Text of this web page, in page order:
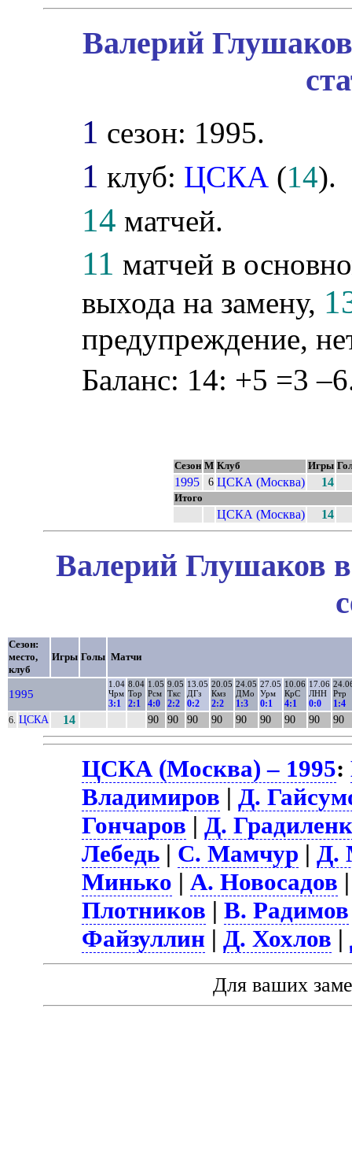
Валерий
1 сезон: 1995.
1 клуб: ЦСКА (14).
14 матчей.
11 матчей в
выхода на замену,
предупреждение,
Баланс: 14: +5 =3
Сезон М Клуб Игры
1995 6 ЦСКА (Москва) 14
Итого
ЦСКА (Москва) 14
Валерий Глушаков
Сезон:
место,
клуб
Игры Голы Матчи
1995
1.04
Чрм
3:1
8.04
Тор
2:1
1.05
Рсм
4:0
9.05
Ткс
2:2
13.05
ДГз
0:2
20.05
Кмз
2:2
24.05
ДМо
1:3
27.05
Урм
0:1
10.06
КрС
4:1
17.06
ЛНН
0:0
Ртр
1:4
6. ЦСКА 14 90 90 90 90 90 90 90 90 90
ЦСКА (Москва) – 1995:
Владимиров |Д.
Гончаров |Д.
Лебедь | С. Мамчур |Д.
Минько |А. Новосадов
Плотников |В. Радимов
Файзуллин |Д. Хохлов |
Для ваших